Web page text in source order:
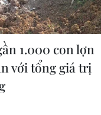
1.000 con lợn
với tổng giá trị